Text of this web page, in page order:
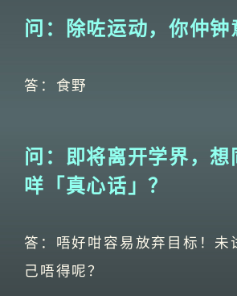
问：除咗运动，你仲钟
答：食野
问：即将离开学界，
咩「真心话」？
答：唔好咁容易放弃目标！未
己唔得呢？